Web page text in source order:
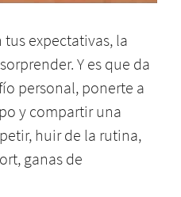
expectativas, la
Y es que da
personal, ponerte a
y compartir una
huir de la rutina,
ganas de